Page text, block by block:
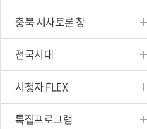
충북 시사토론 창
전국시대
시청자 FLEX
특집프로그램